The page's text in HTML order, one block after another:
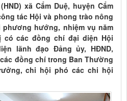
xã Cẩm Duệ, huyện Cẩm
tác Hội và phong trào nông
phương hướng, nhiệm vụ năm
có các đồng chí đại diện Hội
lãnh đạo Đảng ủy, HĐND,
các đồng chí trong Ban Thường
chi hội phó các chi hội